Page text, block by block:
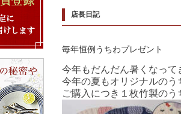
店長日記
毎年恒例うちわプレゼント
今年もだんだん暑くなって
今年の夏もオリジナルの
ご購入につき１枚竹製の